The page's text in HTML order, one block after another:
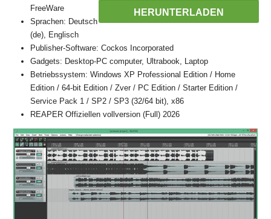
HERUNTERLADEN
FreeWare
Sprachen: Deutsch
(de), Englisch
Publisher-Software: Cockos Incorporated
Gadgets: Desktop-PC computer, Ultrabook, Laptop
Betriebssystem: Windows XP Professional Edition / Home
Edition / 64-bit Edition / Zver / PC Edition / Starter Edition /
Service Pack 1 / SP2 / SP3 (32/64 bit), x86
REAPER Offiziellen vollversion (Full) 2026